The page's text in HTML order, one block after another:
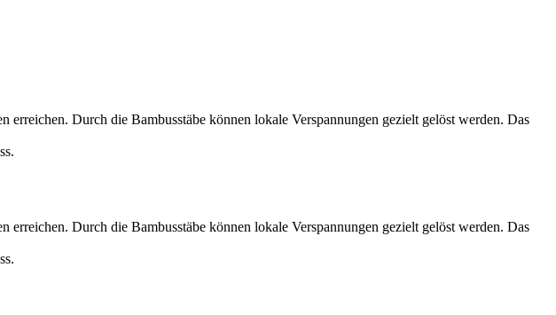
Durch die Bambusstäbe können lokale Verspannungen gezielt gelöst werden. Das
Durch die Bambusstäbe können lokale Verspannungen gezielt gelöst werden. Das